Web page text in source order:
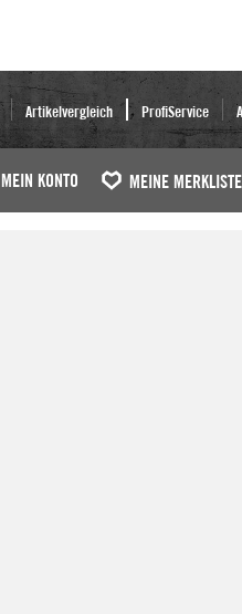
Artikelvergleich ProfiService
MEIN KONTO MEINE